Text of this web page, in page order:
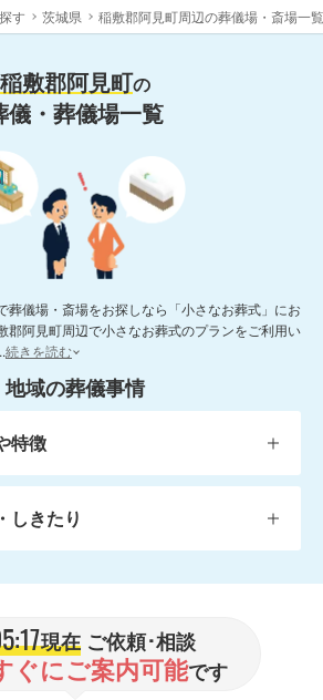
す 茨城県 稲敷郡阿見町周辺の葬儀場・斎場一覧
稲敷郡阿見町の
儀・葬儀場一覧
葬儀場・斎場をお探しなら「小さなお葬式」にお
郡阿見町周辺で小さなお葬式のプランをご利用い
続きを読む
地域の葬儀事情
特徴
しきたり
現在ご依頼･相談
ぐにご案内可能です